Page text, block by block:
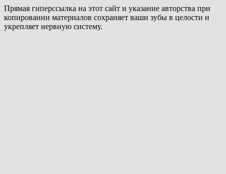
Прямая гиперссылка на этот сайт и указание авторства при
копировании материалов сохраняет ваши зубы в целости и
укрепляет нервную систему.